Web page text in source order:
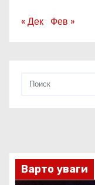
« Дек Фев »
Варто уваги